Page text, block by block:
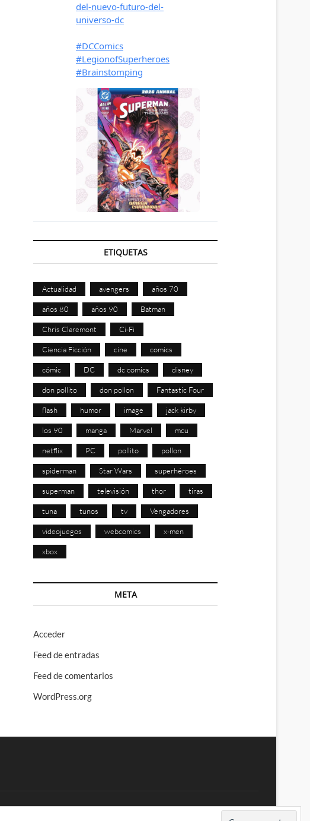
ETIQUETAS
Actualidad avengers años 70
años 80 años 90 Batman
Chris Claremont Ci-Fi
Ciencia Ficción cine comics
cómic DC dc comics disney
don pollito don pollon Fantastic Four
flash humor image jack kirby
los 90 manga Marvel mcu
netflix PC pollito pollon
spiderman Star Wars superhéroes
superman televisión thor tiras
tuna tunos tv Vengadores
videojuegos webcomics x-men
xbox
META
Acceder
Feed de entradas
Feed de comentarios
WordPress.org